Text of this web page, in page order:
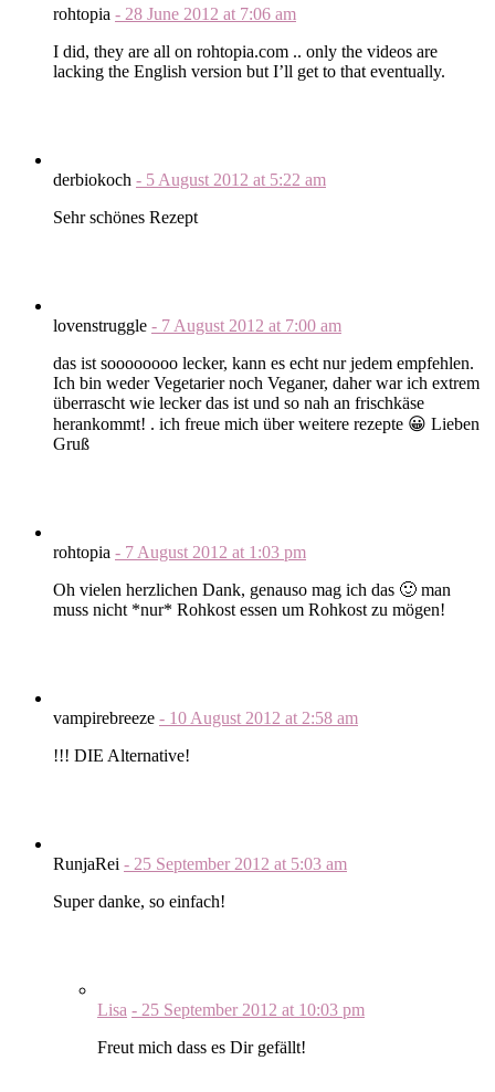
rohtopia - 28 June 2012 at 7:06 am
I did, they are all on rohtopia.com .. only the videos are
lacking the English version but I’ll get to that eventually.
derbiokoch - 5 August 2012 at 5:22 am
Sehr schönes Rezept
lovenstruggle - 7 August 2012 at 7:00 am
das ist soooooooo lecker, kann es echt nur jedem empfehlen.
Ich bin weder Vegetarier noch Veganer, daher war ich extrem
überrascht wie lecker das ist und so nah an frischkäse
herankommt! . ich freue mich über weitere rezepte 😀 Lieben
Gruß
rohtopia - 7 August 2012 at 1:03 pm
Oh vielen herzlichen Dank, genauso mag ich das 🙂 man
muss nicht *nur* Rohkost essen um Rohkost zu mögen!
vampirebreeze - 10 August 2012 at 2:58 am
!!! DIE Alternative!
RunjaRei - 25 September 2012 at 5:03 am
Super danke, so einfach!
Lisa - 25 September 2012 at 10:03 pm
Freut mich dass es Dir gefällt!